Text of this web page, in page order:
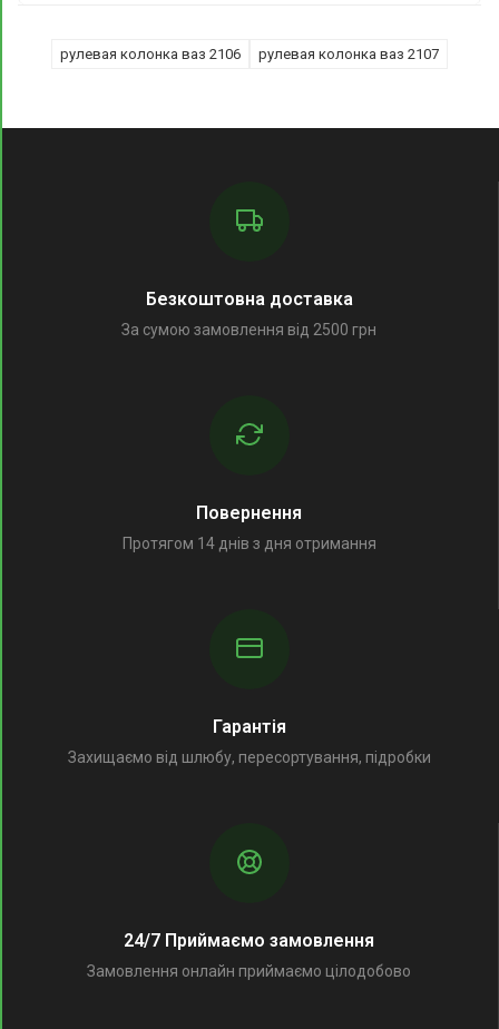
рулевая колонка ваз 2106 рулевая колонка ваз 2107
Безкоштовна доставка
За сумою замовлення від 2500 грн
Повернення
Протягом 14 днів з дня отримання
Гарантія
Захищаємо від шлюбу, пересортування, підробки
24/7 Приймаємо замовлення
Замовлення онлайн приймаємо цілодобово